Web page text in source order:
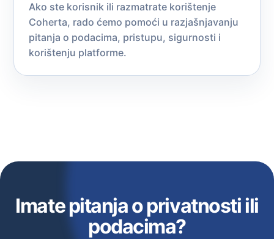
Ako ste korisnik ili razmatrate korištenje
Coherta, rado ćemo pomoći u razjašnjavanju
pitanja o podacima, pristupu, sigurnosti i
korištenju platforme.
Imate pitanja o privatnosti ili
podacima?